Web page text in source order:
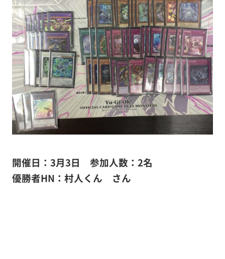
開催日：3月3日 参加人数：2名
優勝者HN：村人くん さん